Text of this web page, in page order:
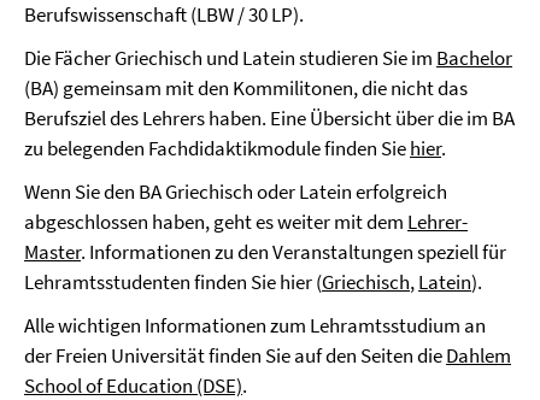
Berufswissenschaft (LBW / 30 LP).
Die Fächer Griechisch und Latein studieren Sie im Bachelor
(BA) gemeinsam mit den Kommilitonen, die nicht das
Berufsziel des Lehrers haben. Eine Übersicht über die im BA
zu belegenden Fachdidaktikmodule finden Siehier.
Wenn Sie den BA Griechisch oder Latein erfolgreich
abgeschlossen haben, geht es weiter mit dem Lehrer-
Master. Informationen zu den Veranstaltungen speziell für
Lehramtsstudenten finden Sie hier (Griechisch,Latein).
Alle wichtigen Informationen zum Lehramtsstudium an
der Freien Universität finden Sie auf den Seiten dieDahlem
School of Education (DSE).